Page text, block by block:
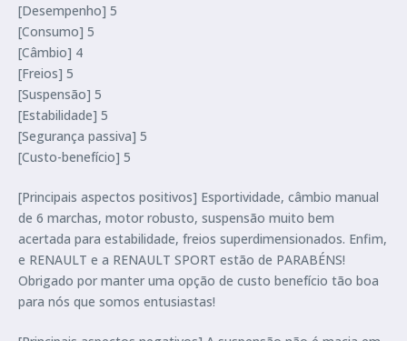
[Desempenho] 5
[Consumo] 5
[Câmbio] 4
[Freios] 5
[Suspensão] 5
[Estabilidade] 5
[Segurança passiva] 5
[Custo-benefício] 5
[Principais aspectos positivos] Esportividade, câmbio manual
de 6 marchas, motor robusto, suspensão muito bem
acertada para estabilidade, freios superdimensionados. Enfim,
e RENAULT e a RENAULT SPORT estão de PARABÉNS!
Obrigado por manter uma opção de custo benefício tão boa
para nós que somos entusiastas!